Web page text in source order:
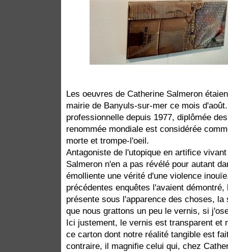
Les oeuvres de Catherine Salmeron
mairie de Banyuls-sur-mer ce mois
professionnelle depuis 1977, diplômée
renommée mondiale est considérée
morte et trompe-l'oeil.
Antagoniste de l'utopique en artifice
Salmeron n'en a pas révélé pour autant
émolliente une vérité d'une violence
précédentes enquêtes l'avaient
présente sous l'apparence des choses,
que nous grattons un peu le vernis, si
Ici justement, le vernis est transparent et
ce carton dont notre réalité tangible est
contraire, il magnifie celui qui, chez